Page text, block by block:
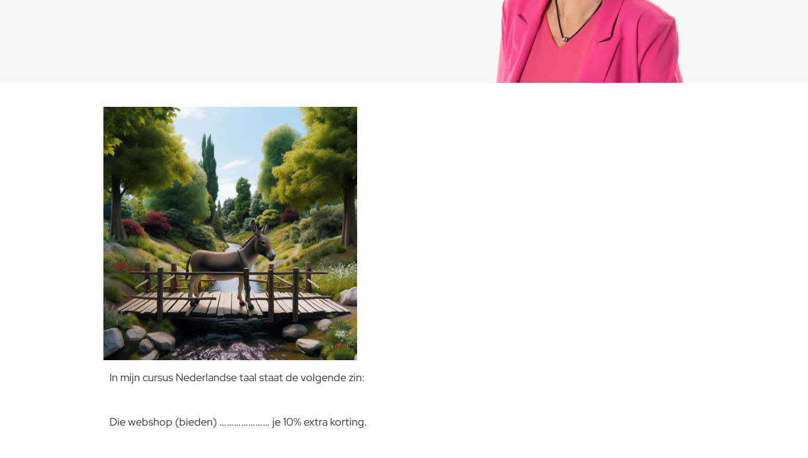
In mijn cursus Nederlandse taal staat de volgende zin:
Die webshop (bieden) ………………… je 10% extra korting.